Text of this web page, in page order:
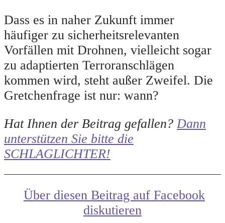
Dass es in naher Zukunft immer
häufiger zu sicherheitsrelevanten
Vorfällen mit Drohnen, vielleicht sogar
zu adaptierten Terroranschlägen
kommen wird, steht außer Zweifel. Die
Gretchenfrage ist nur: wann?
Hat Ihnen der Beitrag gefallen? Dann
unterstützen Sie bitte die
SCHLAGLICHTER!
Über diesen Beitrag auf Facebook
diskutieren